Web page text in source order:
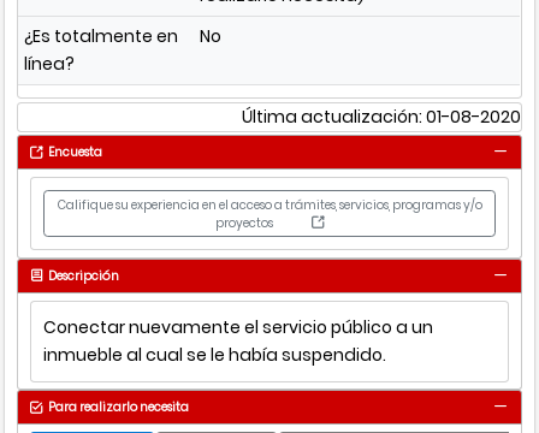
¿Es totalmente en
línea?
No
Última actualización: 01-08-2020
Encuesta
Califique su experiencia en el acceso a trámites, servicios, programas y/o
proyectos
Descripción
Conectar nuevamente el servicio público a un
inmueble al cual se le había suspendido.
Para realizarlo necesita